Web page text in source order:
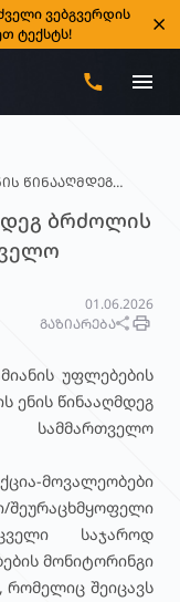
ვებგვერდის
ტექსტს!
ᲬᲘᲜᲐᲐᲦᲛᲓᲔᲒ
ბრძოლის
01.06.2026
ᲒᲐᲖᲘᲐᲠᲔᲑᲐ
უფლებების
ენის წინააღმდეგ
მოვალეობები
შეურაცხმყოფელი
საჯაროდ
მონიტორინგი
რომელიც შეიცავს